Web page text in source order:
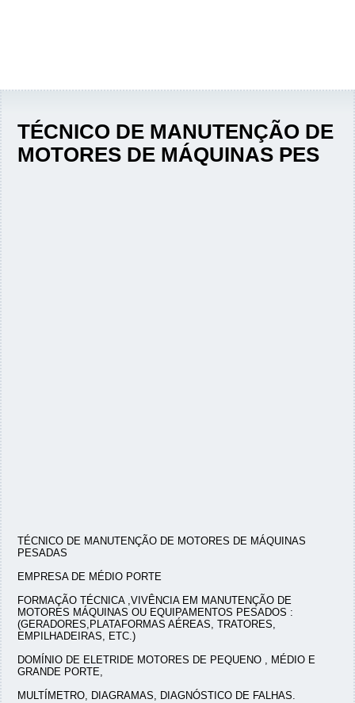
TÉCNICO DE MANUTENÇÃO DE
MOTORES DE MÁQUINAS PES
TÉCNICO DE MANUTENÇÃO DE MOTORES DE MÁQUINAS
PESADAS
EMPRESA DE MÉDIO PORTE
FORMAÇÃO TÉCNICA ,VIVÊNCIA EM MANUTENÇÃO DE
MOTORES MÁQUINAS OU EQUIPAMENTOS PESADOS :
(GERADORES,PLATAFORMAS AÉREAS, TRATORES,
EMPILHADEIRAS, ETC.)
DOMÍNIO DE ELETRIDE MOTORES DE PEQUENO , MÉDIO E
GRANDE PORTE,
MULTÍMETRO, DIAGRAMAS, DIAGNÓSTICO DE FALHAS.